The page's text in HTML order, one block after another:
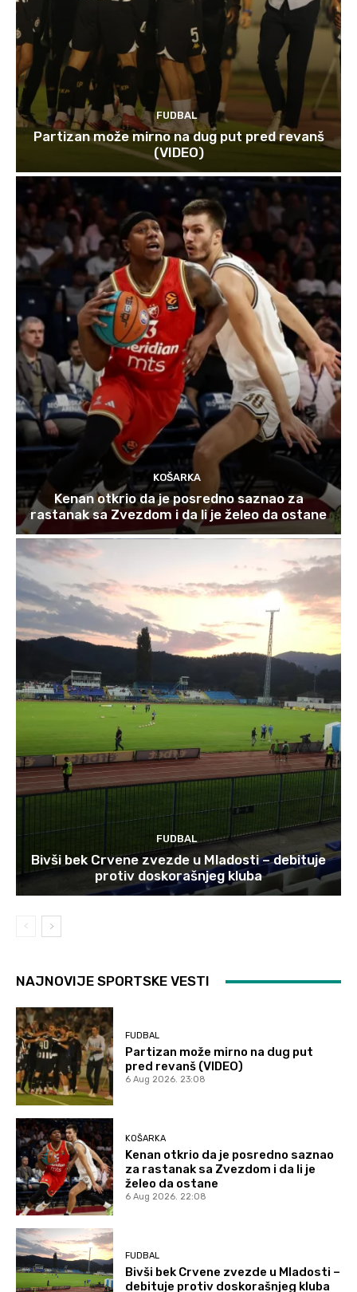
FUDBAL
Partizan može mirno na dug put pred revanš
(VIDEO)
KOŠARKA
Kenan otkrio da je posredno saznao za
rastanak sa Zvezdom i da li je želeo da ostane
FUDBAL
Bivši bek Crvene zvezde u Mladosti – debituje
protiv doskorašnjeg kluba
NAJNOVIJE SPORTSKE VESTI
FUDBAL
Partizan može mirno na dug put
pred revanš (VIDEO)
6 Aug 2026. 23:08
KOŠARKA
Kenan otkrio da je posredno saznao
za rastanak sa Zvezdom i da li je
želeo da ostane
6 Aug 2026. 22:08
FUDBAL
Bivši bek Crvene zvezde u Mladosti –
debituje protiv doskorašnjeg kluba